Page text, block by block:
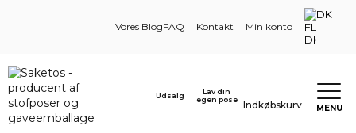
Vores BlogFAQ Kontakt Min konto
DK
Udsalg
Lav din
egen pose
Indkøbskurv MENU